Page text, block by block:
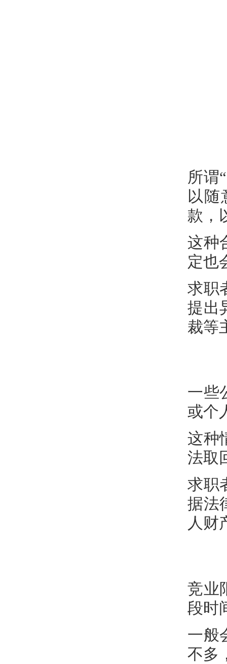
所谓
以
款，
这种
定也
求职
提出
裁等
一些
或个
这种
法取
求职
据法
人财
竞业
段时
一般
不多